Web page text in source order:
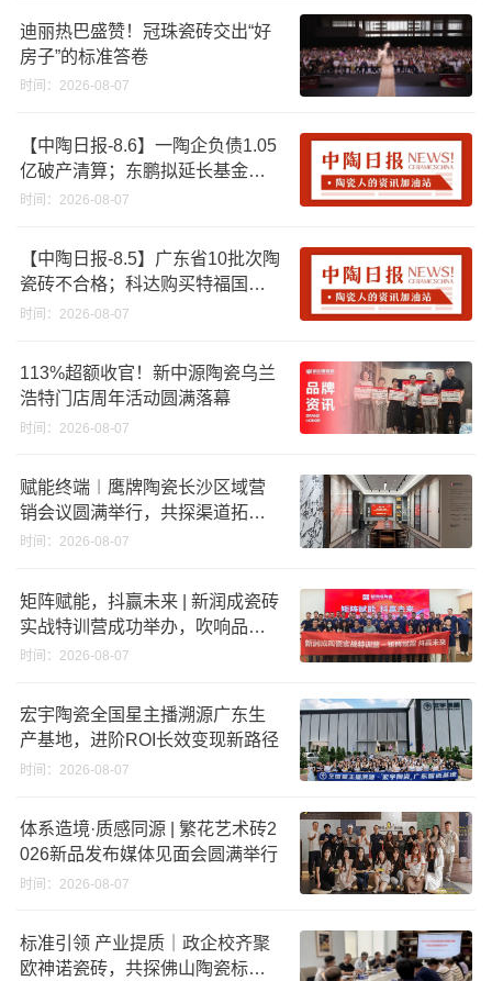
迪丽热巴盛赞！冠珠瓷砖交出“好
房子”的标准答卷
时间：2026-08-07
【中陶日报-8.6】一陶企负债1.05
亿破产清算；东鹏拟延长基金投
资期限；工信部开展建陶行业能
时间：2026-08-07
【中陶日报-8.5】广东省10批次陶
瓷砖不合格；科达购买特福国际
股份申请未通过；蒙娜丽莎5千万
破18亿元
时间：2026-08-07
113%超额收官！新中源陶瓷乌兰
浩特门店周年活动圆满落幕
时间：2026-08-07
赋能终端︱鹰牌陶瓷长沙区域营
销会议圆满举行，共探渠道拓展
与门店升级新路径
时间：2026-08-07
矩阵赋能，抖赢未来 | 新润成瓷砖
实战特训营成功举办，吹响品牌
秋季营销冲锋号！
时间：2026-08-07
宏宇陶瓷全国星主播溯源广东生
产基地，进阶ROI长效变现新路径
时间：2026-08-07
体系造境·质感同源 | 繁花艺术砖2
026新品发布媒体见面会圆满举行
时间：2026-08-07
标准引领 产业提质｜政企校齐聚
欧神诺瓷砖，共探佛山陶瓷标准